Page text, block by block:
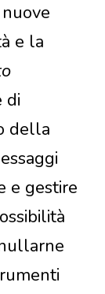
e la
di
della
e gestire